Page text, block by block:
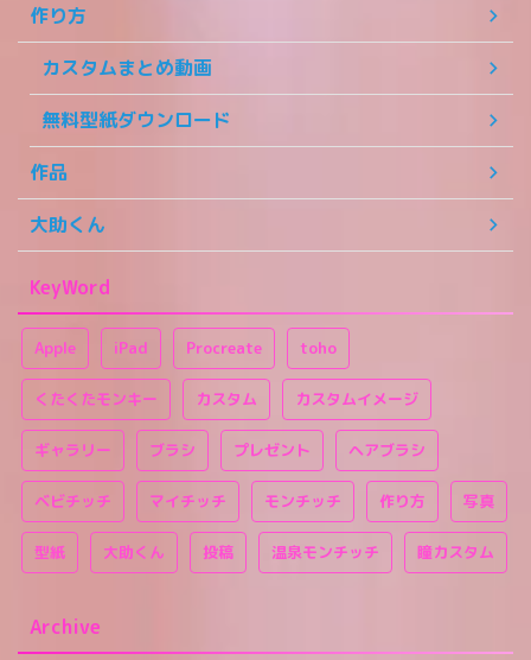
作り方
カスタムまとめ動画
無料型紙ダウンロード
作品
大助くん
KeyWord
Apple iPad Procreate toho
くたくたモンキー カスタム カスタムイメージ
ギャラリー ブラシ プレゼント ヘアブラシ
ベビチッチ マイチッチ モンチッチ 作り方 写真
型紙 大助くん 投稿 温泉モンチッチ 瞳カスタム
Archive